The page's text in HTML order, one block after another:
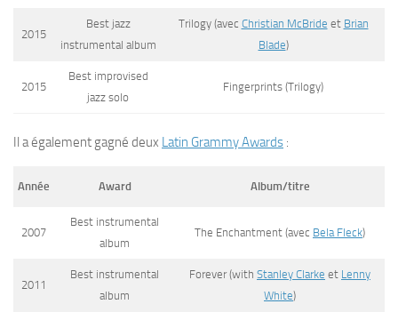
2015
Best jazz
instrumental album
Trilogy(avec Christian McBride et Brian
Blade)
2015
Best improvised
jazz solo
Fingerprints (Trilogy)
Il a également gagné deux Latin Grammy Awards :
Année Award Album/titre
2007
Best instrumental
album
The Enchantment (avec Bela Fleck)
2011
Best instrumental
album
Forever(with Stanley Clarke et Lenny
White)